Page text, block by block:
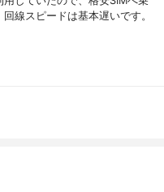
線スピードは基本遅いです。